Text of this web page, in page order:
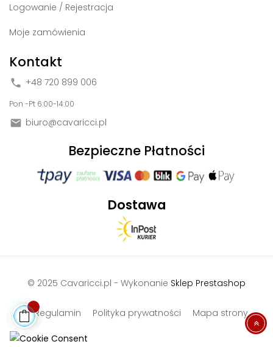
Logowanie / Rejestracja
Moje zamówienia
Kontakt
 +48 720 899 006
Pon -Pt 6:00-14:00
 biuro@cavaricci.pl
Bezpieczne Płatności
Dostawa
© 2025 Cavaricci.pl - Wykonanie Sklep Prestashop
Regulamin Polityka prywatności Mapa strony